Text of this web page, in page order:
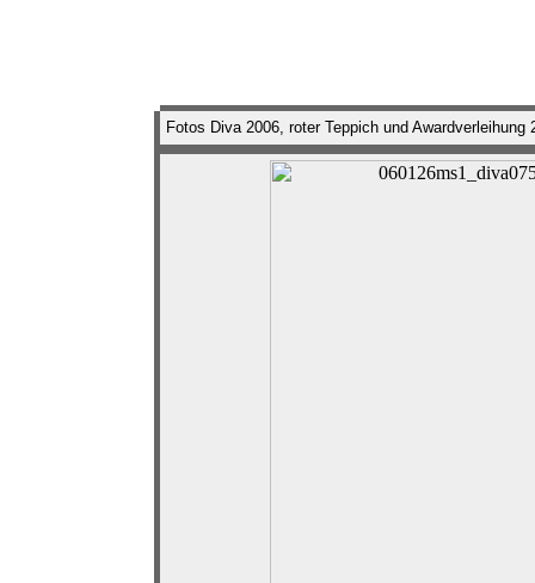
Fotos Diva 2006, roter Teppich und